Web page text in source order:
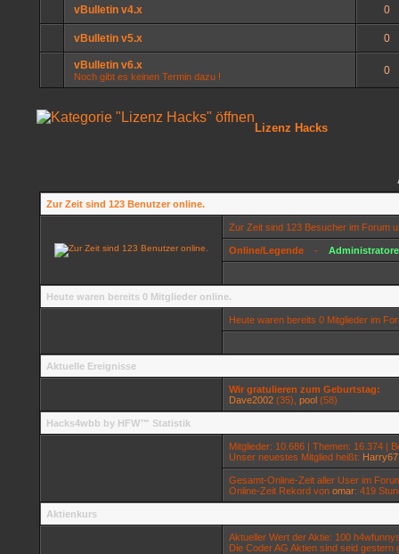
vBulletin v4.x 0
vBulletin v5.x 0
vBulletin v6.x
Noch gibt es keinen Termin dazu ! 0
Lizenz Hacks
Zur Zeit sind 123 Benutzer online.
Zur Zeit sind 123 Besucher im Forum
Online/Legende -
Heute waren bereits 0 Mitglieder online.
Heute waren bereits 0 Mitglieder im
Aktuelle Ereignisse
Wir gratulieren zum Geburtstag:
Dave2002 (35), pool (58)
Hacks4wbb by HFW™ Statistik
Mitglieder: 10.686 | Themen: 16.374 |
Unser neuestes Mitglied heißt: Harry67
Gesamt-Online-Zeit aller User im
Online-Zeit Rekord von omar: 419
Aktienkurs
Aktueller Wert der Aktie: 100
Die Coder AG Aktien sind seid gestern